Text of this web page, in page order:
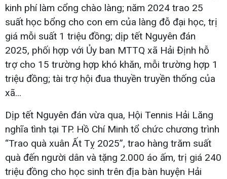
kinh phí làm cổng chào làng; năm 2024 trao 25
suất học bổng cho con em của làng đỗ đại học, trị
giá mỗi suất 1 triệu đồng; dịp tết Nguyên đán
2025, phối hợp với Ủy ban MTTQ xã Hải Định hỗ
trợ cho 15 trường hợp khó khăn, mỗi trường hợp 1
triệu đồng; tài trợ hội đua thuyền truyền thống của
xã...
Dịp tết Nguyên đán vừa qua, Hội Tennis Hải Lăng
nghĩa tình tại TP. Hồ Chí Minh tổ chức chương trình
“Trao quà xuân Ất Tỵ 2025”, trao hàng trăm suất
quà đến người dân và tặng 2.000 áo ấm, trị giá 240
triệu đồng cho học sinh trên địa bàn huyện Hải